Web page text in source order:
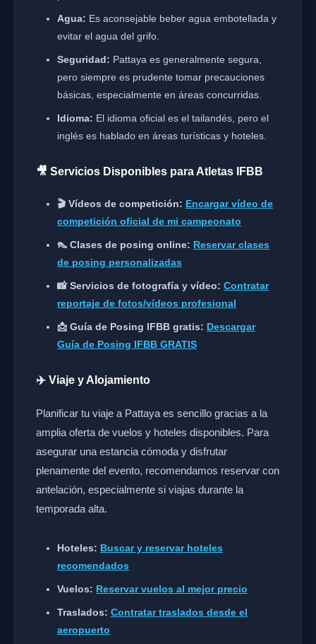
Agua: Es aconsejable beber agua embotellada y
evitar el agua del grifo.
Seguridad: Pattaya es generalmente segura,
pero siempre es prudente tomar precauciones
básicas, especialmente en áreas concurridas.
Idioma: El idioma oficial es el tailandés, pero el
inglés es hablado en áreas turísticas y hoteles.
🎥 Servicios Disponibles para Atletas IFBB
🎬 Vídeos de competición: Encargar vídeo de
competición oficial de mi campeonato
👠 Clases de posing online: Reservar clases
de posing personalizadas
📸 Servicios de fotografía y vídeo: Contratar
reportaje de fotos/vídeos profesional
📩 Guía de Posing IFBB gratis: Descargar
Guía de Posing IFBB GRATIS
✈️ Viaje y Alojamiento
Planificar tu viaje a Pattaya es sencillo gracias a la
amplia oferta de vuelos y hoteles disponibles. Para
asegurar una estancia cómoda y disfrutar
plenamente del evento, recomendamos reservar con
antelación, especialmente si viajas durante la
temporada alta.
Hoteles: Buscar y reservar hoteles
recomendados
Vuelos: Reservar vuelos al mejor precio
Traslados: Contratar traslados desde el
aeropuerto